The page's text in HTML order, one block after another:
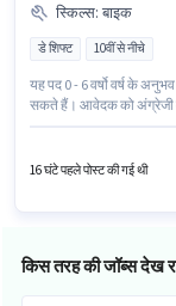
स्किल्स: बाइक
डे शिफ्ट 10वीं से नीचे
यह पद 0 - 6 वर्षो वर्ष के
सकते हैं। आवेदक को अंग्रेजी में
उपयुक्त हैं। इस भूमिका में
16 घंटे पहले पोस्ट की गई थी
किस तरह की जॉब्स देख